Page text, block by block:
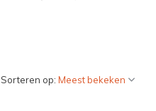
Sorteren op: